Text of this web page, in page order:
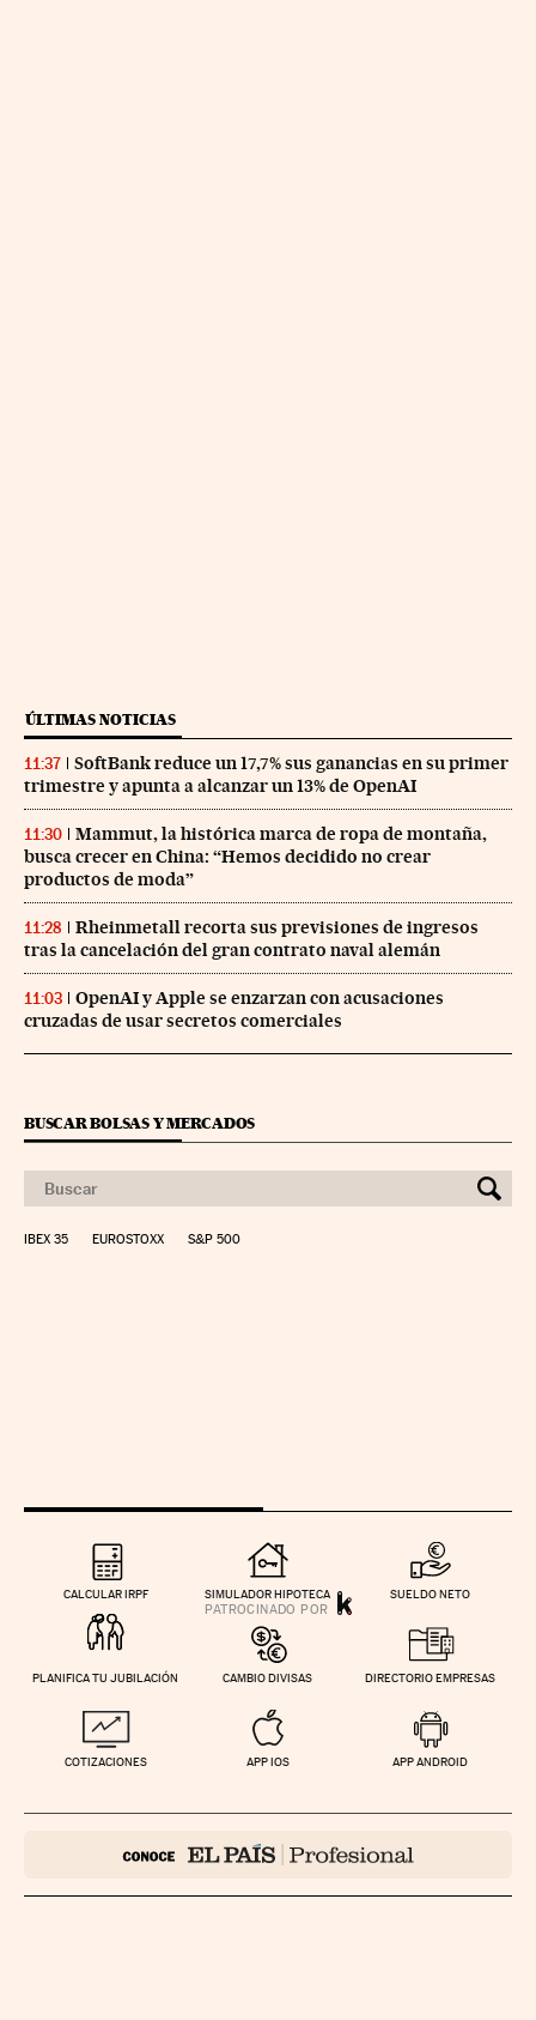
ÚLTIMAS NOTICIAS
11:37
SoftBank reduce un 17,7% sus ganancias en su primer
trimestre y apunta a alcanzar un 13% de OpenAI
11:30
Mammut, la histórica marca de ropa de montaña,
busca crecer en China: “Hemos decidido no crear
productos de moda”
11:28
Rheinmetall recorta sus previsiones de ingresos
tras la cancelación del gran contrato naval alemán
11:03
OpenAI y Apple se enzarzan con acusaciones
cruzadas de usar secretos comerciales
BUSCAR BOLSAS Y MERCADOS
IBEX 35 EUROSTOXX S&P 500
CALCULAR IRPF SIMULADOR HIPOTECA SUELDO NETO
PLANIFICA TU JUBILACIÓN CAMBIO DIVISAS DIRECTORIO EMPRESAS
COTIZACIONES APP IOS APP ANDROID